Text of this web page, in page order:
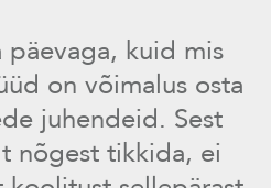
kuid mis
on võimalus osta
juhendeid. Sest
nõgest tikkida, ei